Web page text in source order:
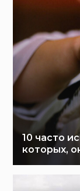
10 часто
которых,